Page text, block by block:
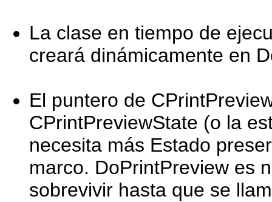
La clase en tiempo de
creará dinámicamente en
El puntero de
CPrintPreviewState (o la
necesita más Estado
marco. DoPrintPreview es
sobrevivir hasta que se